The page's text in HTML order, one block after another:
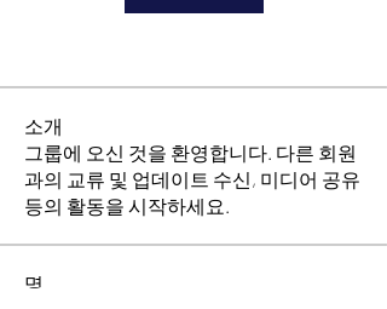
소개
그룹에 오신 것을 환영합니다. 다른 회원
과의 교류 및 업데이트 수신, 미디어 공유
등의 활동을 시작하세요.
명